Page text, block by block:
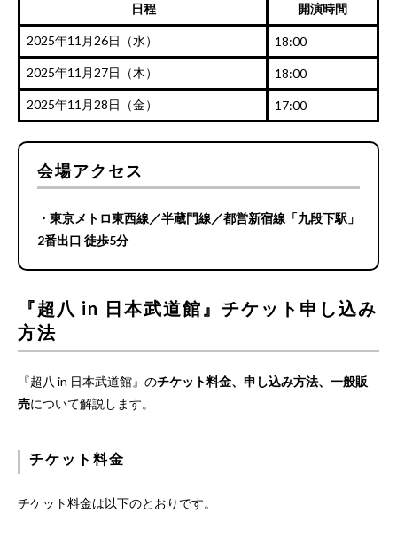
日程 開演時間
2025年11月26日（水） 18:00
2025年11月27日（木） 18:00
2025年11月28日（金） 17:00
会場アクセス
・東京メトロ東西線／半蔵門線／都営新宿線「九段下駅」
2番出口 徒歩5分
『超八 in 日本武道館』チケット申し込み
方法
『超八 in 日本武道館』のチケット料金、申し込み方法、一般販
売について解説します。
チケット料金
チケット料金は以下のとおりです。